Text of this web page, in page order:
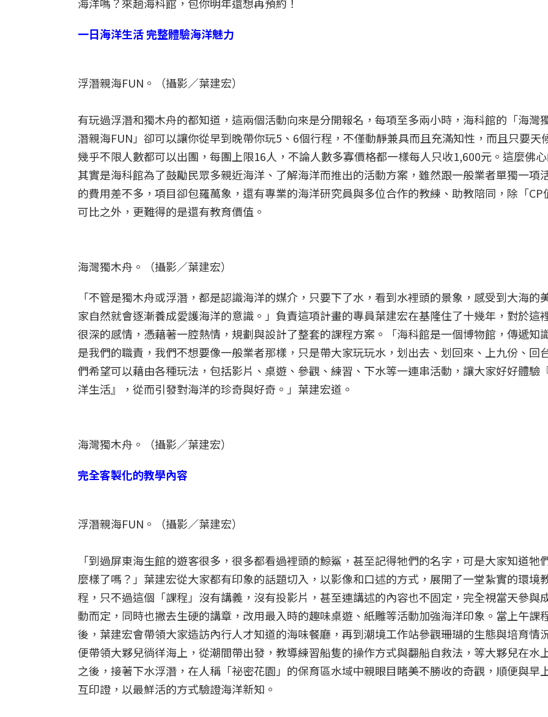
一日海洋生活 完整體驗海洋魅力
浮潛親海FUN。（攝影／葉建宏）
有玩過浮潛和獨木舟的都知道，這兩個活動向來是分開報名，每項至多兩小時，海科館的「海灣
潛親海FUN」卻可以讓你從早到晚帶你玩5、6個行程，不僅動靜兼具而且充滿知性，而且只要天
幾乎不限人數都可以出團，每團上限16人，不論人數多寡價格都一樣每人只收1,600元。這麼佛
其實是海科館為了鼓勵民眾多親近海洋、了解海洋而推出的活動方案，雖然跟一般業者單獨一項
的費用差不多，項目卻包羅萬象，還有專業的海洋研究員與多位合作的教練、助教陪同，除「CP
可比之外，更難得的是還有教育價值。
海灣獨木舟。（攝影／葉建宏）
「不管是獨木舟或浮潛，都是認識海洋的媒介，只要下了水，看到水裡頭的景象，感受到大海的
家自然就會逐漸養成愛護海洋的意識。」負責這項計畫的專員葉建宏在基隆住了十幾年，對於這
很深的感情，憑藉著一腔熱情，規劃與設計了整套的課程方案。「海科館是一個博物館，傳遞知
是我們的職責，我們不想要像一般業者那樣，只是帶大家玩玩水，划出去、划回來、上九份、回
們希望可以藉由各種玩法，包括影片、桌遊、參觀、練習、下水等一連串活動，讓大家好好體驗
洋生活』，從而引發對海洋的珍奇與好奇。」葉建宏道。
海灣獨木舟。（攝影／葉建宏）
完全客製化的教學內容
浮潛親海FUN。（攝影／葉建宏）
「到過屏東海生館的遊客很多，很多都看過裡頭的鯨鯊，甚至記得牠們的名字，可是大家知道牠
麼樣了嗎？」葉建宏從大家都有印象的話題切入，以影像和口述的方式，展開了一堂紮實的環境
程，只不過這個「課程」沒有講義，沒有投影片，甚至連講述的內容也不固定，完全視當天參與
動而定，同時也撇去生硬的講章，改用最入時的趣味桌遊、紙雕等活動加強海洋印象。當上午課
後，葉建宏會帶領大家造訪內行人才知道的海味餐廳，再到潮境工作站參觀珊瑚的生態與培育情
便帶領大夥兒徜徉海上，從潮間帶出發，教導練習船隻的操作方式與翻船自救法，等大夥兒在水
之後，接著下水浮潛，在人稱「祕密花園」的保育區水域中親眼目睹美不勝收的奇觀，順便與早
互印證，以最鮮活的方式驗證海洋新知。